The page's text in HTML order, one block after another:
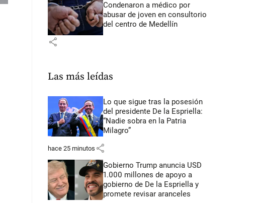
Condenaron a médico por
abusar de joven en consultorio
del centro de Medellín
share
Las más leídas
Lo que sigue tras la posesión
del presidente De la Espriella:
“Nadie sobra en la Patria
Milagro”
hace 25 minutos share
Gobierno Trump anuncia USD
1.000 millones de apoyo a
gobierno de De la Espriella y
promete revisar aranceles